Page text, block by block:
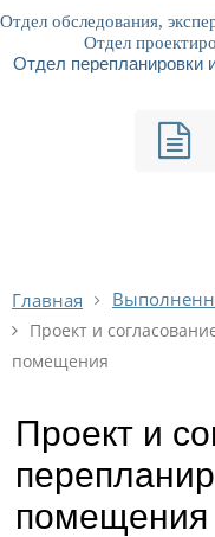
Отдел обследования,
Отдел
Отдел перепланировки
Главная
Проект и
помещения
Проект и
помещения